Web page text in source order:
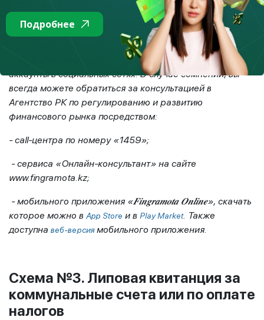
или отнести/перечислить деньги неизвестным людям, в
том числе через соцсети и мессенджеры.
Всегда перепроверяйте всю информацию, посещайте
только официальные сайты компаний и официальные
аккаунты в социальных сетях. В случае сомнений, вы
всегда можете обратиться за консультацией в
Агентство РК по регулированию и развитию
финансового рынка посредством:
- call-центра по номеру «1459»;
- сервиса «Онлайн-консультант» на сайте
www.fingramota.kz;
- мобильного приложения «𝑭𝒊𝒏𝒈𝒓𝒂𝒎𝒐𝒕𝒂 𝑶𝒏𝒍𝒊𝒏𝒆», скачать
которое можно в App Store и в Play Market. Также
доступна веб-версиямобильного приложения.
Схема №3. Липовая квитанция за
коммунальные счета или по оплате
налогов
Подробнее